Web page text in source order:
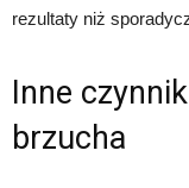
rezultaty niż
Inne
brzucha